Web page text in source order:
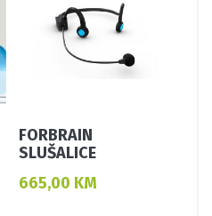
FORBRAIN
SLUŠALICE
665,00 KM